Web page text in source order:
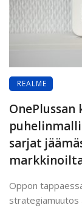
REALME
sarjat
Oppon
strategiamuutos